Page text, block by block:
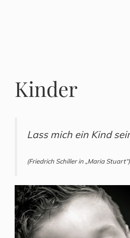
Kinder
Lass mich ein Kind
(Friedrich Schiller in „Maria Stuart“)